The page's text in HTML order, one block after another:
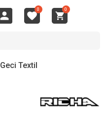
0 0
Geci Textil